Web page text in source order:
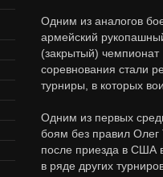
Одним из аналогов
армейский
(закрытый)
соревнования стали
турниры, в которых
Одним из первых
боям без правил Олег
после приезда в США
в ряде других